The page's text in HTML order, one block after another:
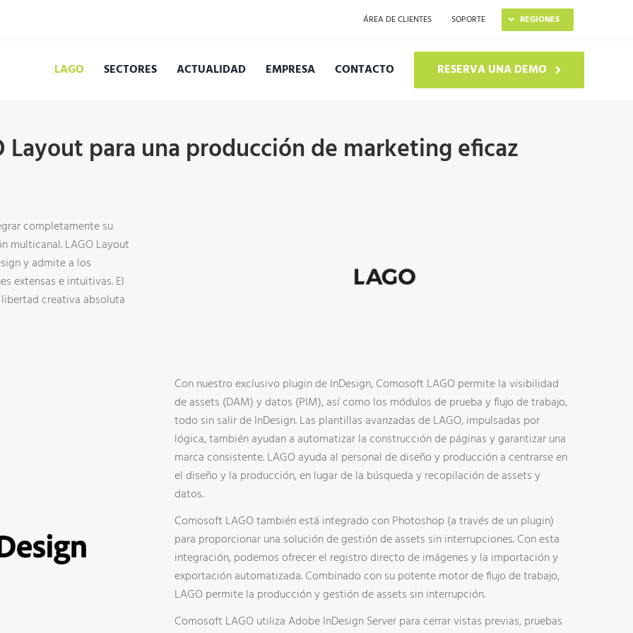
ÁREA DE CLIENTES SOPORTE REGIONES
LAGO
SISTEMA PIM
LAGO LAYOUT
INTEGRACIÓN DE SISTEMAS
CONSULTORÍA DE PROYECTOS
WORKFLOW COLABORATIVO
PUBLICACIÓN DIGITAL
SECTORES ACTUALIDAD EMPRESA CONTACTO RESERVA UNA DEMO
Layout para una producción de marketing eficaz
completamente su
multicanal. LAGO Layout
y admite a los
extensas e intuitivas. El
creativa absoluta
Con nuestro exclusivo plugin de InDesign, Comosoft LAGO permite la visibilidad
de assets (DAM) y datos (PIM), así como los módulos de prueba y flujo de trabajo,
todo sin salir de InDesign. Las plantillas avanzadas de LAGO, impulsadas por
lógica, también ayudan a automatizar la construcción de páginas y garantizar una
marca consistente. LAGO ayuda al personal de diseño y producción a centrarse en
el diseño y la producción, en lugar de la búsqueda y recopilación de assets y
datos.
Comosoft LAGO también está integrado con Photoshop (a través de un plugin)
para proporcionar una solución de gestión de assets sin interrupciones. Con esta
integración, podemos ofrecer el registro directo de imágenes y la importación y
exportación automatizada. Combinado con su potente motor de flujo de trabajo,
LAGO permite la producción y gestión de assets sin interrupción.
Comosoft LAGO utiliza Adobe InDesign Server para cerrar vistas previas, pruebas